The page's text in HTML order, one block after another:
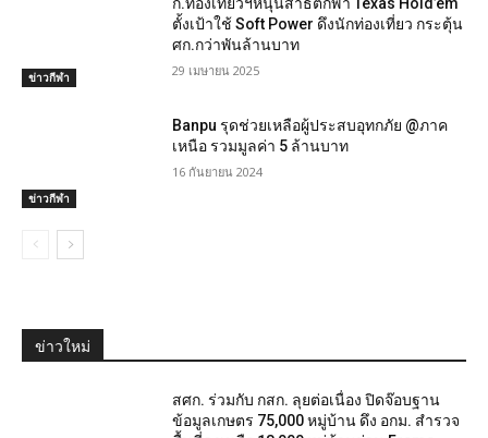
ข่าวกีฬา
ตั้งเป้าใช้ Soft Power ดึงนักท่องเที่ยว กระตุ้น
ศก.กว่าพันล้านบาท
29 เมษายน 2025
ข่าวกีฬา
Banpu รุดช่วยเหลือผู้ประสบอุทกภัย @ภาค
เหนือ รวมมูลค่า 5 ล้านบาท
16 กันยายน 2024
ข่าวใหม่
สศก. ร่วมกับ กสก. ลุยต่อเนื่อง ปิดจ๊อบฐาน
ข้อมูลเกษตร 75,000 หมู่บ้าน ดึง อกม. สำรวจ